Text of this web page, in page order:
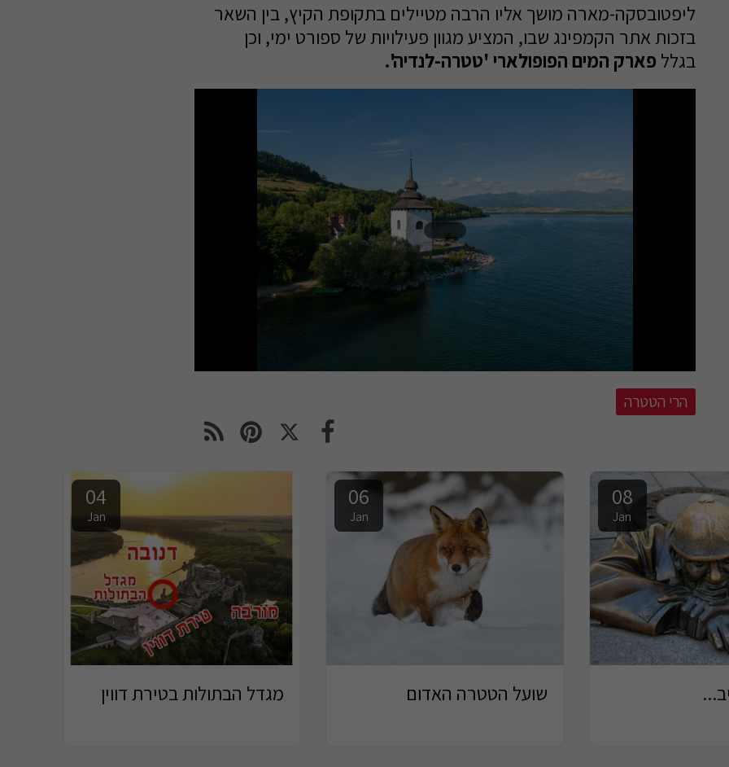
ליפטובסקה-מארה מושך אליו הרבה מטיילים בתקופת הקיץ, בין השאר
בזכות אתר הקמפינג שבו, המציע מגוון פעילויות של ספורט ימי, וכן
בגלל פארק המים הפופולארי 'טטרה-לנדיה'.
הרי הטטרה
08
Jan
06
Jan
שועל הטטרה האדום
04
Jan
מגדל הבתולות בטירת דווין